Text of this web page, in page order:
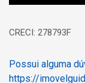
CRECI: 278793F
Possui alguma
https://